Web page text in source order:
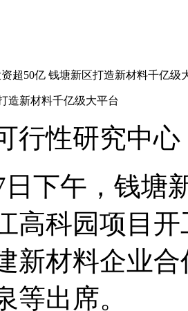
超50亿 钱塘新区打造新材料千亿级
造新材料千亿级大平台
可行性研究
午，钱塘新
高科园项目
新材料企业
等出席。